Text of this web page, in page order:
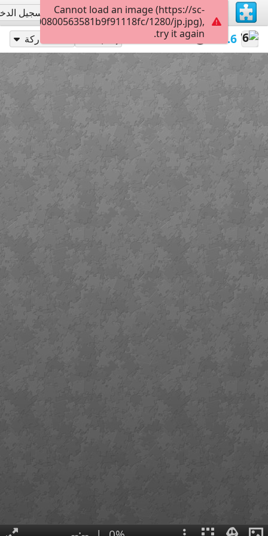
تسجيل الاشتراك تسجيل
alexia1676
food
Food مشاركة
Cannot load an image (https://sc-
1280/jp.jpg),
try it again.